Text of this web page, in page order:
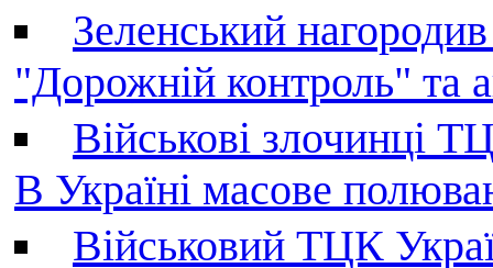
Зеленський
"Дорожній контроль" та
Військові злочинці
В Україні масове
Військовий ТЦК